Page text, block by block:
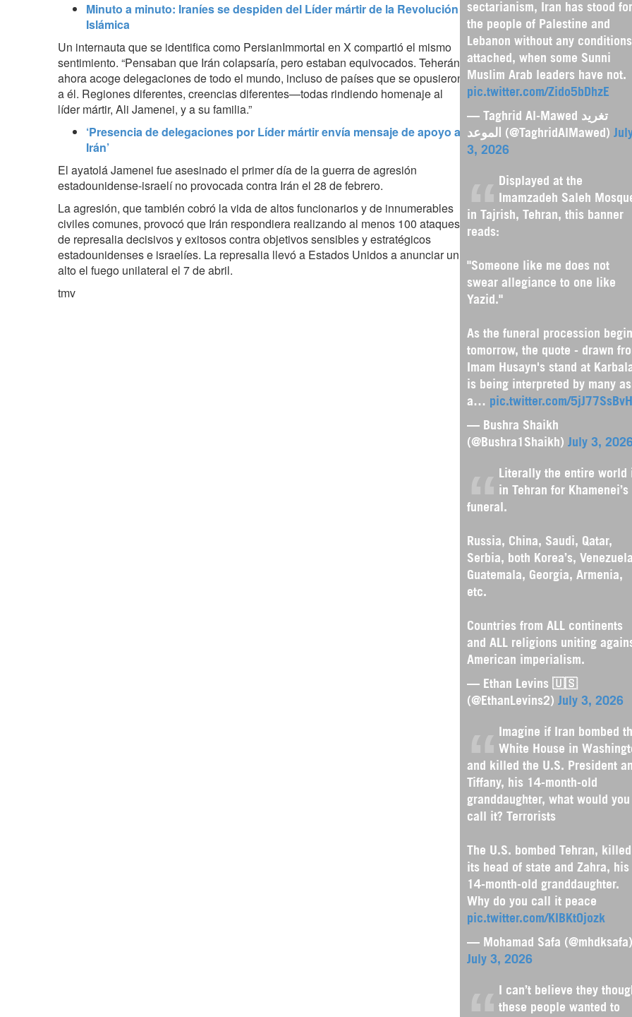
sectarianism, Iran has stood for
the people of Palestine and
Lebanon without any conditions
attached, when some Sunni
Muslim Arab leaders have not.
pic.twitter.com/Zido5bDhzE
— Taghrid Al-Mawed تغريد
الموعد (@TaghridAlMawed)
3, 2026
Displayed at the
Imamzadeh Saleh
in Tajrish, Tehran, this banner
reads:
"Someone like me does not
swear allegiance to one like
Yazid."
As the funeral procession
tomorrow, the quote - drawn
Imam Husayn's stand at
is being interpreted by many as
a… pic.twitter.com/5jJ77SsBvH
— Bushra Shaikh
(@Bushra1Shaikh) July 3, 2026
Literally the entire world
in Tehran for Khamenei’s
funeral.
Russia, China, Saudi, Qatar,
Serbia, both Korea’s,
Guatemala, Georgia, Armenia,
etc.
Countries from ALL continents
and ALL religions uniting
American imperialism.
— Ethan Levins 🇺🇸
(@EthanLevins2) July 3, 2026
Imagine if Iran bombed
White House in
and killed the U.S. President
Tiffany, his 14-month-old
granddaughter, what would you
call it? Terrorists
The U.S. bombed Tehran, killed
its head of state and Zahra, his
14-month-old granddaughter.
Why do you call it peace
pic.twitter.com/KIBKtOjozk
— Mohamad Safa (@mhdksafa)
July 3, 2026
Minuto a minuto: Iraníes se despiden del Líder mártir de la Revolución
Islámica
I can’t believe they
these people wanted to
Un internauta que se identifica como PersianImmortal en X compartió el mismo
sentimiento. “Pensaban que Irán colapsaría, pero estaban equivocados. Teherán
ahora acoge delegaciones de todo el mundo, incluso de países que se opusieron
a él. Regiones diferentes, creencias diferentes—todas rindiendo homenaje al
líder mártir, Ali Jamenei, y a su familia.”
‘Presencia de delegaciones por Líder mártir envía mensaje de apoyo a
Irán’
El ayatolá Jamenei fue asesinado el primer día de la guerra de agresión
estadounidense-israelí no provocada contra Irán el 28 de febrero.
La agresión, que también cobró la vida de altos funcionarios y de innumerables
civiles comunes, provocó que Irán respondiera realizando al menos 100 ataques
de represalia decisivos y exitosos contra objetivos sensibles y estratégicos
estadounidenses e israelíes. La represalia llevó a Estados Unidos a anunciar un
alto el fuego unilateral el 7 de abril.
tmv